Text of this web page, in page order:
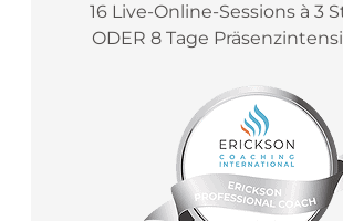
16 Live-Online-Sessions à 3
ODER 8 Tage